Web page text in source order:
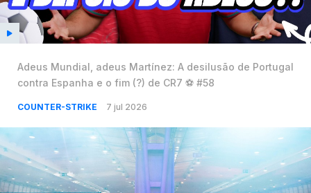
Adeus Mundial, adeus Martínez: A desilusão de Portugal
contra Espanha e o fim (?) de CR7 ⚽️ #58
COUNTER-STRIKE 7 jul 2026